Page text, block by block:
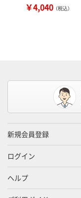
￥4,040 （税込）
新規会員登録
ログイン
ヘルプ